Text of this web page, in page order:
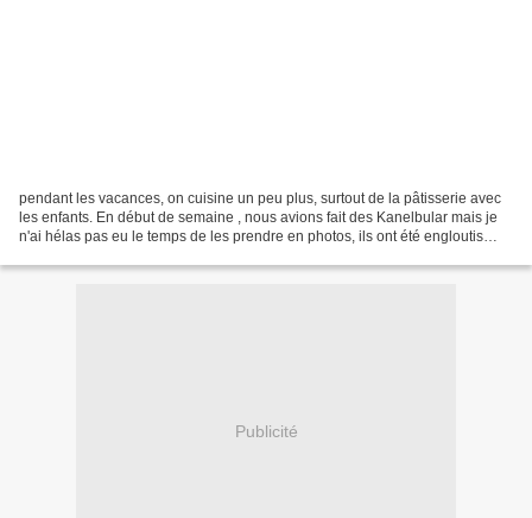
pendant les vacances, on cuisine un peu plus, surtout de la pâtisserie avec
les enfants. En début de semaine , nous avions fait des Kanelbular mais je
n'ai hélas pas eu le temps de les prendre en photos, ils ont été engloutis
Publicité